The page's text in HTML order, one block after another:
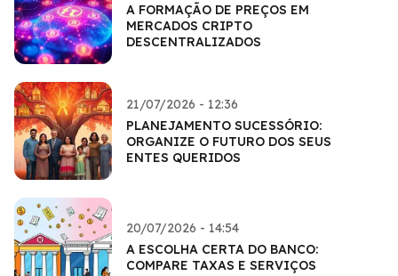
A FORMAÇÃO DE PREÇOS EM
MERCADOS CRIPTO
DESCENTRALIZADOS
21/07/2026 - 12:36
PLANEJAMENTO SUCESSÓRIO:
ORGANIZE O FUTURO DOS SEUS
ENTES QUERIDOS
20/07/2026 - 14:54
A ESCOLHA CERTA DO BANCO:
COMPARE TAXAS E SERVIÇOS